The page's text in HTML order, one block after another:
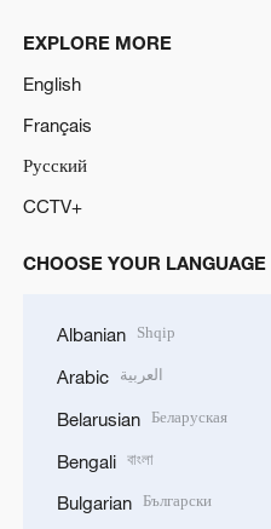
EXPLORE MORE
English
Français
Русский
CCTV+
CHOOSE YOUR LANGUAGE
Albanian Shqip
Arabic العربية
Belarusian Беларуская
Bengali বাংলা
Bulgarian Български